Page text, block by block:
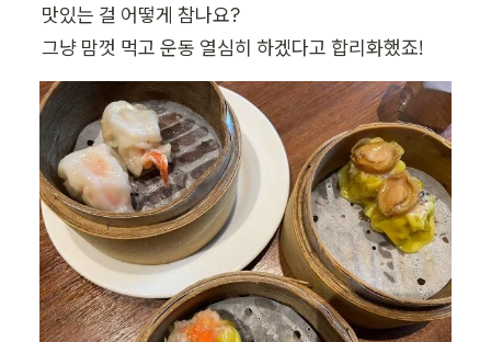
맛있는 걸 어떻게 참나요?
그냥 맘껏 먹고 운동 열심히 하겠다고 합리화했죠!